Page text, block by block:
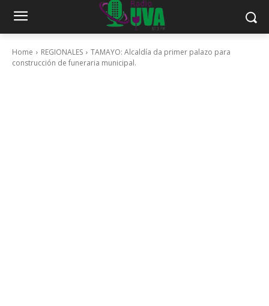
Home REGIONALES
TAMAYO: Alcaldía da primer palazo para
construcción de funeraria municipal.